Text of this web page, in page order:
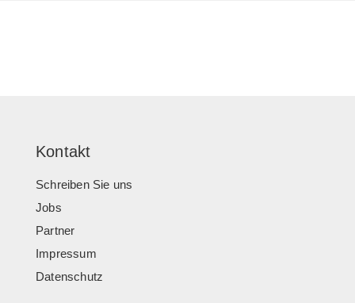
Kontakt
Schreiben Sie uns
Jobs
Partner
Impressum
Datenschutz